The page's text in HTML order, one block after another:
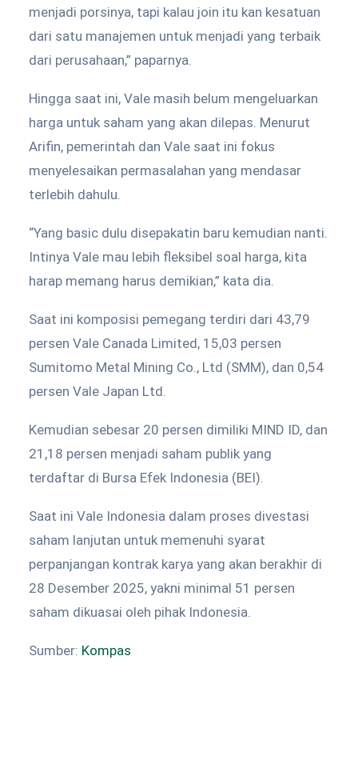
menjadi porsinya, tapi kalau join itu kan kesatuan
dari satu manajemen untuk menjadi yang terbaik
dari perusahaan,” paparnya.
Hingga saat ini, Vale masih belum mengeluarkan
harga untuk saham yang akan dilepas. Menurut
Arifin, pemerintah dan Vale saat ini fokus
menyelesaikan permasalahan yang mendasar
terlebih dahulu.
“Yang basic dulu disepakatin baru kemudian nanti.
Intinya Vale mau lebih fleksibel soal harga, kita
harap memang harus demikian,” kata dia.
Saat ini komposisi pemegang terdiri dari 43,79
persen Vale Canada Limited, 15,03 persen
Sumitomo Metal Mining Co., Ltd (SMM), dan 0,54
persen Vale Japan Ltd.
Kemudian sebesar 20 persen dimiliki MIND ID, dan
21,18 persen menjadi saham publik yang
terdaftar di Bursa Efek Indonesia (BEI).
Saat ini Vale Indonesia dalam proses divestasi
saham lanjutan untuk memenuhi syarat
perpanjangan kontrak karya yang akan berakhir di
28 Desember 2025, yakni minimal 51 persen
saham dikuasai oleh pihak Indonesia.
Sumber: Kompas